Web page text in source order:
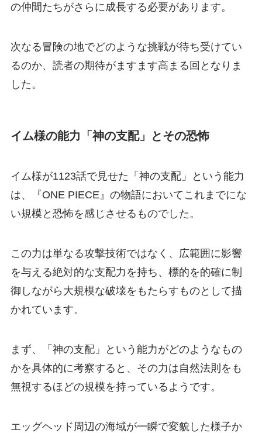
の仲間たちがさらに成長する必要があります。
次なる冒険の地でどのような挑戦が待ち受けてい
るのか、読者の期待がますます高まる回となりま
した。
イム様の能力「神の支配」とその恐怖
イム様が1123話で見せた「神の支配」という能力
は、『ONE PIECE』の物語においてこれまでにな
い規模と恐怖を感じさせるものでした。
この力は単なる攻撃技術ではなく、広範囲に影響
を与える絶対的な支配力を持ち、標的を的確に制
御しながら大規模な破壊をもたらすものとして描
かれています。
まず、「神の支配」という能力がどのようなもの
かを具体的に考察すると、その力は自然法則をも
無視するほどの規模を持っているようです。
エッグヘッド周辺の海域が一瞬で変貌した様子か